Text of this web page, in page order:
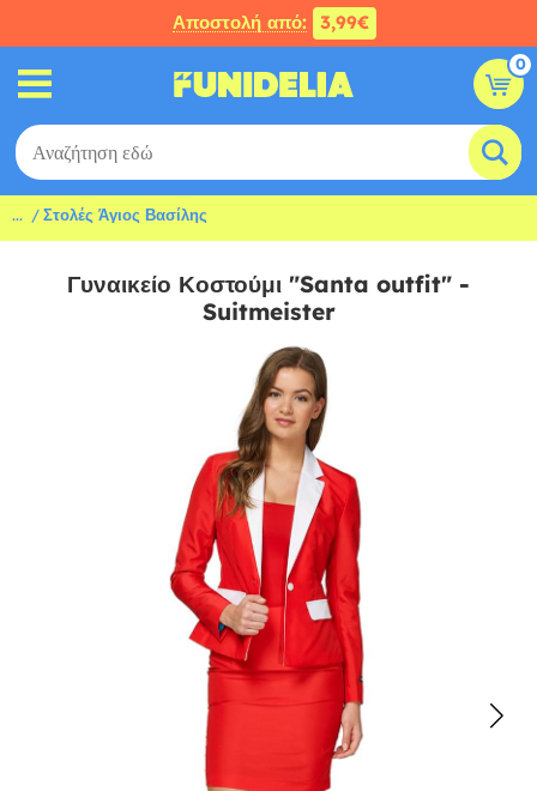
Αποστολή από: 3,99€
0
... Στολές Άγιος Βασίλης
Γυναικείο Κοστούμι "Santa outfit" -
Suitmeister